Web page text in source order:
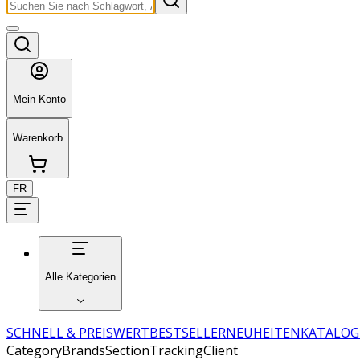
Mein Konto
Warenkorb
FR
Alle Kategorien
SCHNELL & PREISWERTBESTSELLERNEUHEITENKATALOG
CategoryBrandsSectionTrackingClient